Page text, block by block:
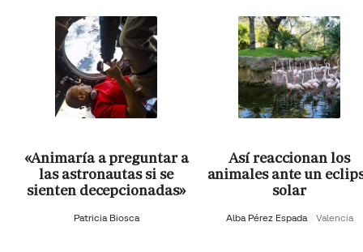
«Animaría a preguntar a
las astronautas si se
sienten decepcionadas»
Patricia Biosca
Así reaccionan los
animales ante un
solar
Alba Pérez Espada Valencia